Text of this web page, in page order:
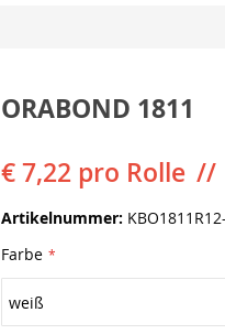
ORABOND 1811
€ 7,22 pro Rolle
Artikelnummer
Farbe